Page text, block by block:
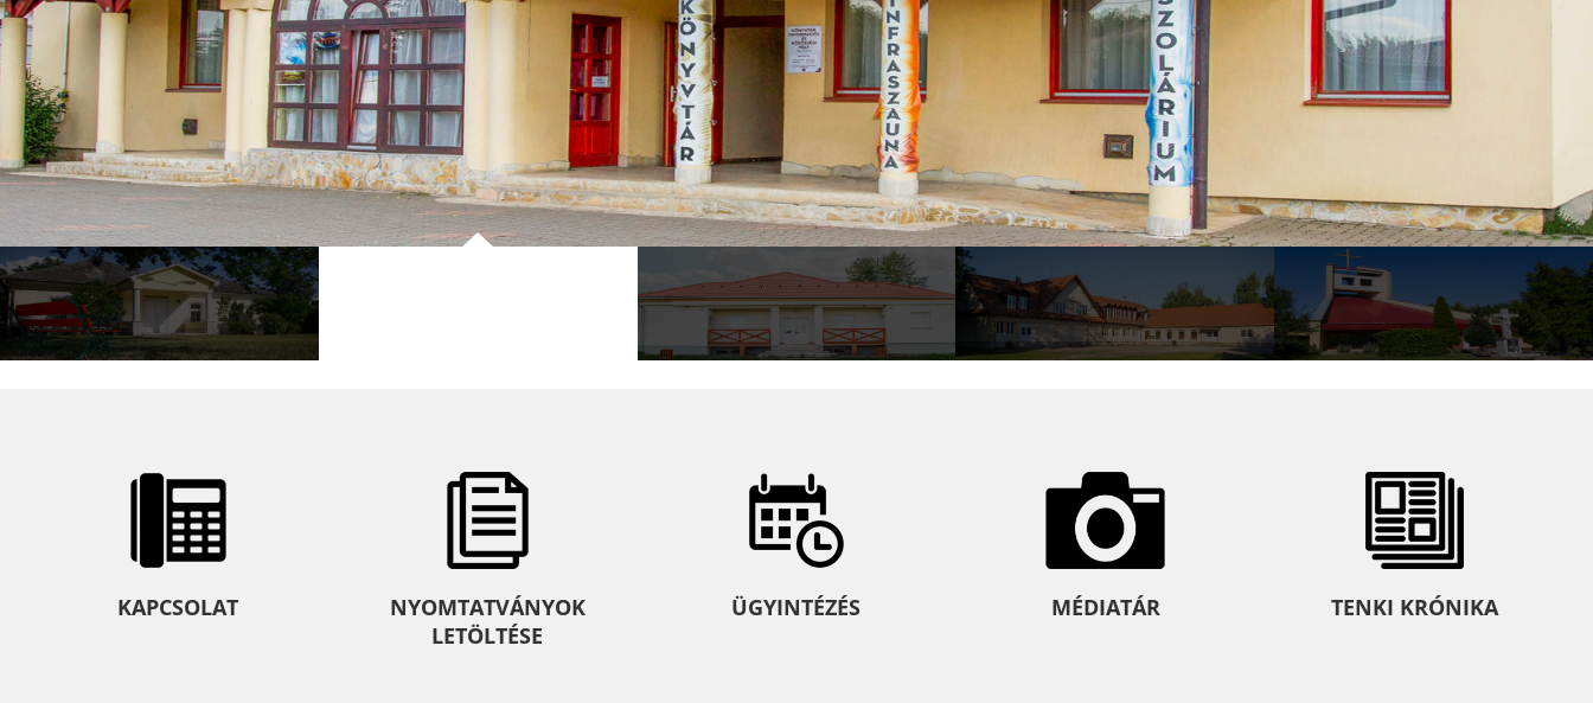
KAPCSOLAT
NYOMTATVÁNYOK
LETÖLTÉSE
ÜGYINTÉZÉS MÉDIATÁR TENKI KRÓNIKA